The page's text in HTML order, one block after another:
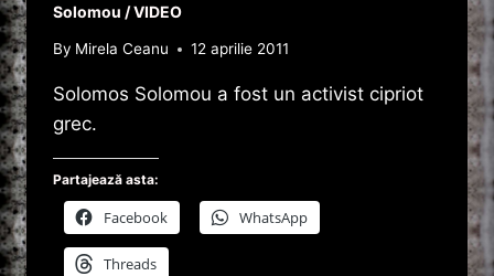
Solomou / VIDEO
By Mirela Ceanu 12 aprilie 2011
Solomos Solomou a fost un activist cipriot
grec.
Partajează asta:
Facebook WhatsApp
Threads